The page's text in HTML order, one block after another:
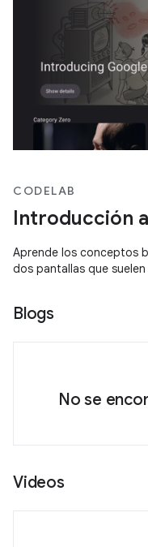
CODELAB
Introducción
Aprende los conceptos
dos pantallas que
Blogs
No se
Videos